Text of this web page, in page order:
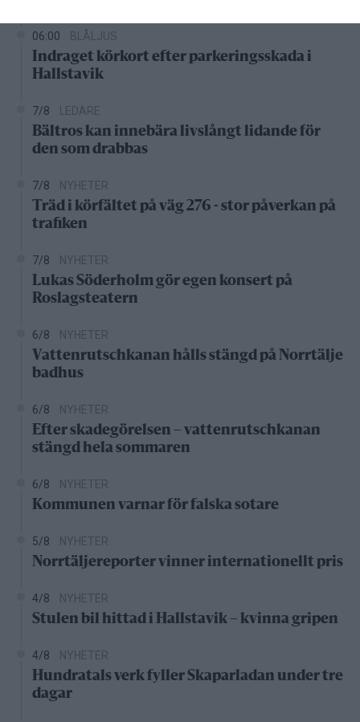
06:00 BLÅLJUS
Indraget körkort efter parkeringsskada i
Hallstavik
7/8 LEDARE
Bältros kan innebära livslångt lidande för
den som drabbas
7/8 NYHETER
Träd i körfältet på väg 276 - stor påverkan på
trafiken
7/8 NYHETER
Lukas Söderholm gör egen konsert på
Roslagsteatern
6/8 NYHETER
Vattenrutschkanan hålls stängd på Norrtälje
badhus
6/8 NYHETER
Efter skadegörelsen – vattenrutschkanan
stängd hela sommaren
6/8 NYHETER
Kommunen varnar för falska sotare
5/8 NYHETER
Norrtäljereporter vinner internationellt pris
4/8 NYHETER
Stulen bil hittad i Hallstavik – kvinna gripen
4/8 NYHETER
Hundratals verk fyller Skaparladan under tre
dagar